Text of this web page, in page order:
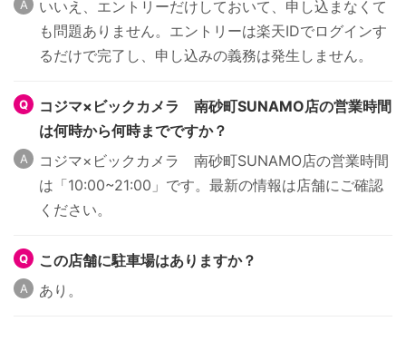
いいえ、エントリーだけしておいて、申し込まなくて
も問題ありません。エントリーは楽天IDでログインす
るだけで完了し、申し込みの義務は発生しません。
コジマ×ビックカメラ 南砂町SUNAMO店の営業時間
は何時から何時までですか？
コジマ×ビックカメラ 南砂町SUNAMO店の営業時間
は「10:00~21:00」です。最新の情報は店舗にご確認
ください。
この店舗に駐車場はありますか？
あり。